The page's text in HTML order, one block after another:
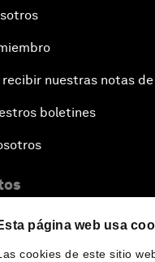
página web usa
cookies de este sitio
nuestras notas
boletines
el Foro